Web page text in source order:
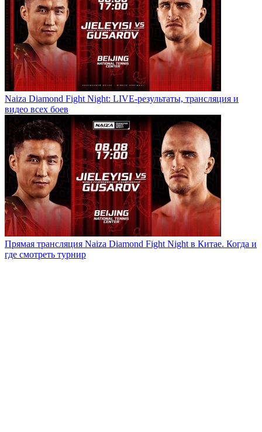
Naiza Diamond Fight Night: LIVE-результаты, трансляция и
видео всех боев
Прямая трансляция Naiza Diamond Fight Night в Китае. Когда и
где смотреть турнир